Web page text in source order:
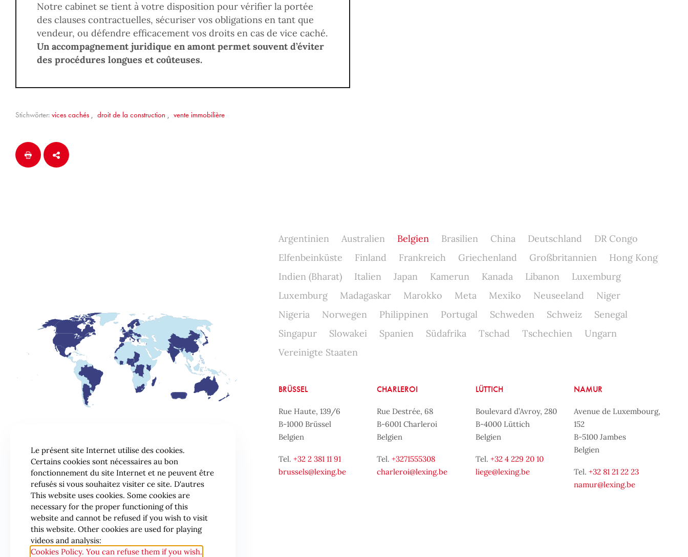
Notre cabinet se tient à votre disposition pour vérifier la portée
des clauses contractuelles, sécuriser vos obligations en tant que
vendeur, ou défendre efficacement vos droits en cas de vice caché.
Un accompagnement juridique en amont permet souvent d’éviter
des procédures longues et coûteuses.
Stichwörter: vices cachés , droit de la construction , vente immobilière
Argentinien Australien Belgien Brasilien China Deutschland
DR Congo
Elfenbeinküste
Finland Frankreich Griechenland Großbritannien
Hong Kong
Indien (Bharat)
Italien Japan Kamerun Kanada Libanon
Luxemburg
Luxemburg
Madagaskar Marokko Meta Mexiko Neuseeland
Niger
Nigeria
Norwegen Philippinen Portugal Schweden Schweiz
Senegal
Singapur
Slowakei Spanien Südafrika Tschad Tschechien
Ungarn
Vereinigte Staaten
BRÜSSEL
Rue Haute, 139/6
B-1000 Brüssel
Belgien
Tel. +32 2 381 11 91
brussels@lexing.be
CHARLEROI
Rue Destrée, 68
B-6001 Charleroi
Belgien
Tel.+3271555308
charleroi@lexing.be
LÜTTICH
Boulevard d’Avroy, 280
B-4000 Lüttich
Belgien
Tel. +32 4 229 20 10
liege@lexing.be
NAMUR
Avenue de Luxembourg,
152
B-5100 Jambes
Belgien
Tel.+32 81 21 22 23
namur@lexing.be
Le présent site Internet utilise des cookies.
Certains cookies sont nécessaires au bon
fonctionnement du site Internet et ne peuvent être
refusés si vous souhaitez visiter ce site. D'autres
This website uses cookies. Some cookies are
necessary for the proper functioning of this
website and cannot be refused if you wish to visit
this website. Other cookies are used for playing
videos and analysis:
Cookies Policy. You can refuse them if you wish.